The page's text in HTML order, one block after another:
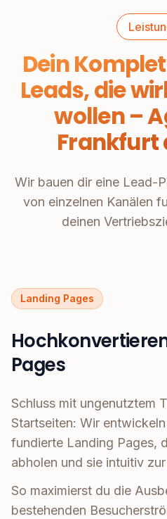
Dein
Leads, die
wollen –
Frankfurt
Wir bauen dir eine Lead-
von einzelnen Kanälen
deinen
Landing Pages
Pages
Schluss mit ungenutztem
Startseiten: Wir
fundierte Landing Pages,
abholen und sie intuitiv
So maximierst du die
bestehenden